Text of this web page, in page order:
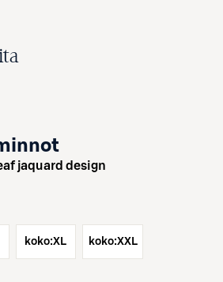
jaquard design
koko:XL koko:XXL